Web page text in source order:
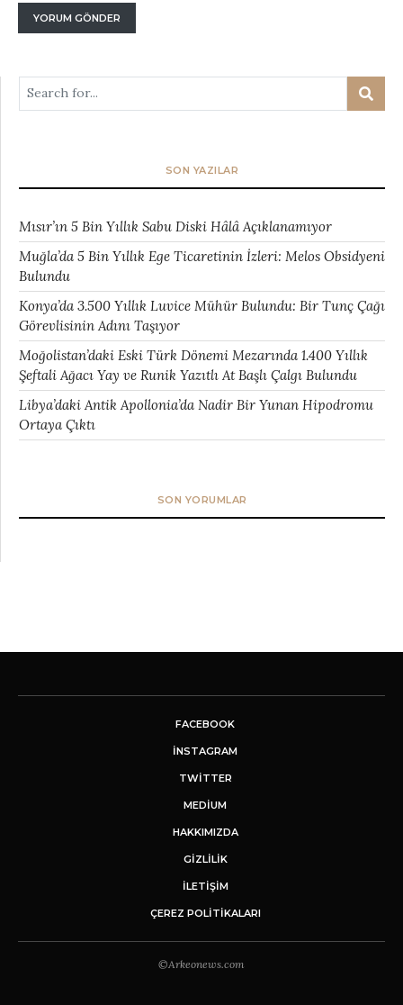
SON YAZILAR
Mısır’ın 5 Bin Yıllık Sabu Diski Hâlâ Açıklanamıyor
Muğla’da 5 Bin Yıllık Ege Ticaretinin İzleri: Melos Obsidyeni
Bulundu
Konya’da 3.500 Yıllık Luvice Mühür Bulundu: Bir Tunç Çağı
Görevlisinin Adını Taşıyor
Moğolistan’daki Eski Türk Dönemi Mezarında 1.400 Yıllık
Şeftali Ağacı Yay ve Runik Yazıtlı At Başlı Çalgı Bulundu
Libya’daki Antik Apollonia’da Nadir Bir Yunan Hipodromu
Ortaya Çıktı
SON YORUMLAR
FACEBOOK
INSTAGRAM
TWITTER
MEDIUM
HAKKIMIZDA
GİZLİLİK
İLETIŞIM
ÇEREZ POLITIKALARI
©Arkeonews.com